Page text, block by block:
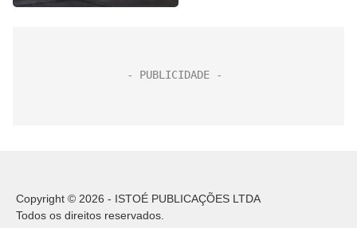
Copyright © 2026 - ISTOÉ PUBLICAÇÕES LTDA
Todos os direitos reservados.